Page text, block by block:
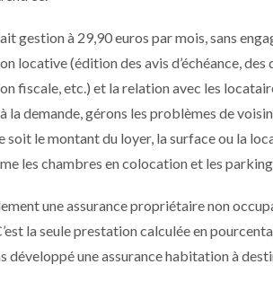
gestion à 29,90 euros par mois, sans
locative (édition des avis d’échéance, des
fiscale, etc.) et la relation avec les
demande, gérons les problèmes de
soit le montant du loyer, la surface ou la
les chambres en colocation et les
une assurance propriétaire non
la seule prestation calculée en
développé une assurance habitation à